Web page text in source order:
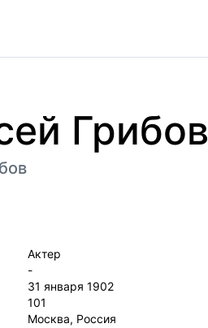
Грибов
Актер
-
31 января 1902
101
Москва, Россия